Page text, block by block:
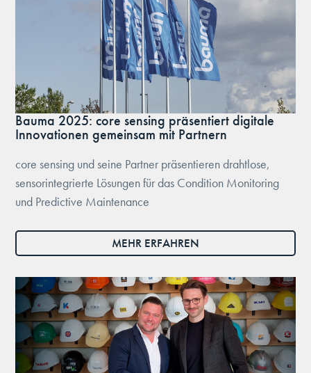
Bauma 2025: core sensing präsentiert digitale
Innovationen gemeinsam mit Partnern
core sensing und seine Partner präsentieren drahtlose,
sensorintegrierte Lösungen für das Condition Monitoring
und Predictive Maintenance
MEHR ERFAHREN